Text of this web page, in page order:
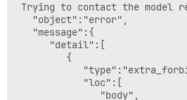
Trying to contact the model
   "object":"error",
   "message":{
      "detail":[
         {
            "loc":[
               "body",